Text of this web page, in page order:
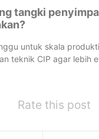
tangki
untuk skala
teknik CIP agar lebih
Rate this post